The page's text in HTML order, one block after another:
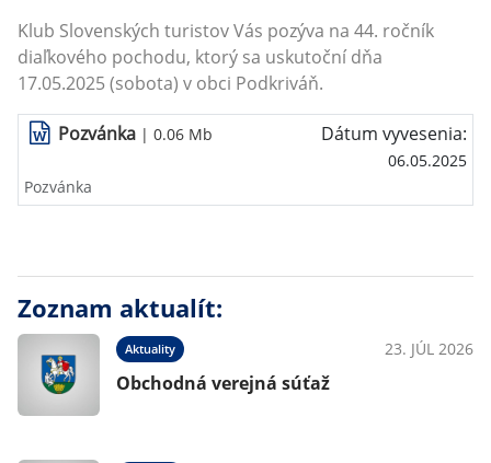
Klub Slovenských turistov Vás pozýva na 44. ročník
diaľkového pochodu, ktorý sa uskutoční dňa
17.05.2025 (sobota) v obci Podkriváň.
Pozvánka | 0.06 Mb Dátum vyvesenia:
06.05.2025
Pozvánka
Zoznam aktualít:
Aktuality 23. JÚL 2026
Obchodná verejná súťaž